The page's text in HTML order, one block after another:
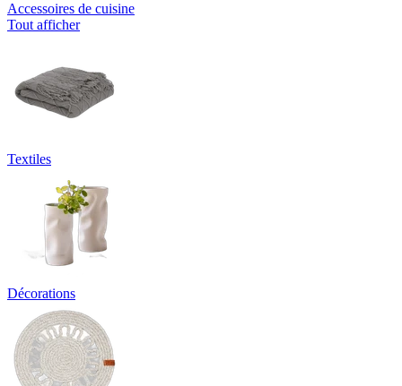
Accessoires de cuisine
Tout afficher
Textiles
Décorations